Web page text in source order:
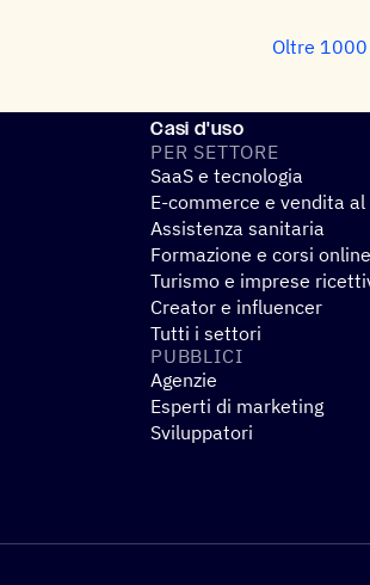
Oltre
Casi d'uso
PER SETTORE
SaaS e tecnologia
E-commerce e vendita
Assistenza sanitaria
Formazione e corsi online
Turismo e imprese
Creator e influencer
Tutti i settori
PUBBLICI
Agenzie
Esperti di marketing
Sviluppatori